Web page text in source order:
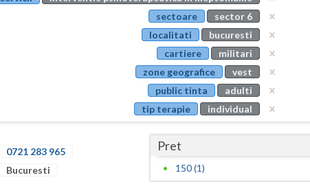
Buzau
Calarasi
Caras-Severin
Cluj
Constanta
sectoare
sector 6
localitati
bucuresti
cartiere
militari
zone geografice
vest
public tinta
adulti
tip terapie
individual
0721 283 965
Bucuresti
Pret
150 (1)